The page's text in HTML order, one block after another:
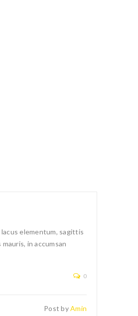
elementum, sagittis
in accumsan
0
Post byAmin